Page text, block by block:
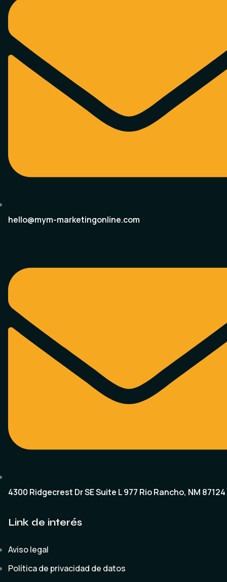
hello@mym-marketingonline.com
4300 Ridgecrest Dr SE Suite L 977 Rio Rancho, NM 87124
Link de interés
Aviso legal
Política de privacidad de datos